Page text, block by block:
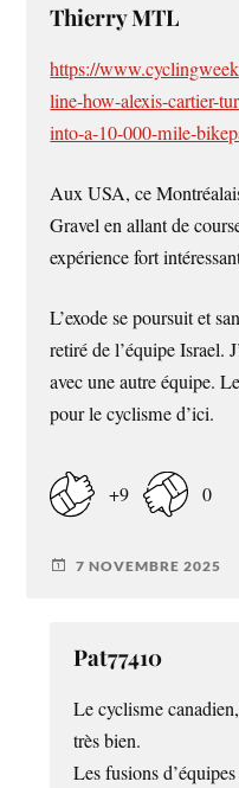
Thierry MTL
https://
line-how-alexis-cartier-
into-a-10-000-mile-
Aux USA, ce
Gravel en allant de
expérience fort
L’exode se poursuit et
retiré de l’équipe Israel.
avec une autre équipe.
pour le cyclisme d’ici.
+9 0
7 NOVEMBRE 2025
Pat77410
Le cyclisme
très bien.
Les fusions